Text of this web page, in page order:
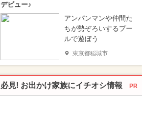
デビュー♪
アンパンマンや仲間た
ちが勢ぞろいするプー
ルで遊ぼう
東京都稲城市
必見! お出かけ家族にイチオシ情報 PR